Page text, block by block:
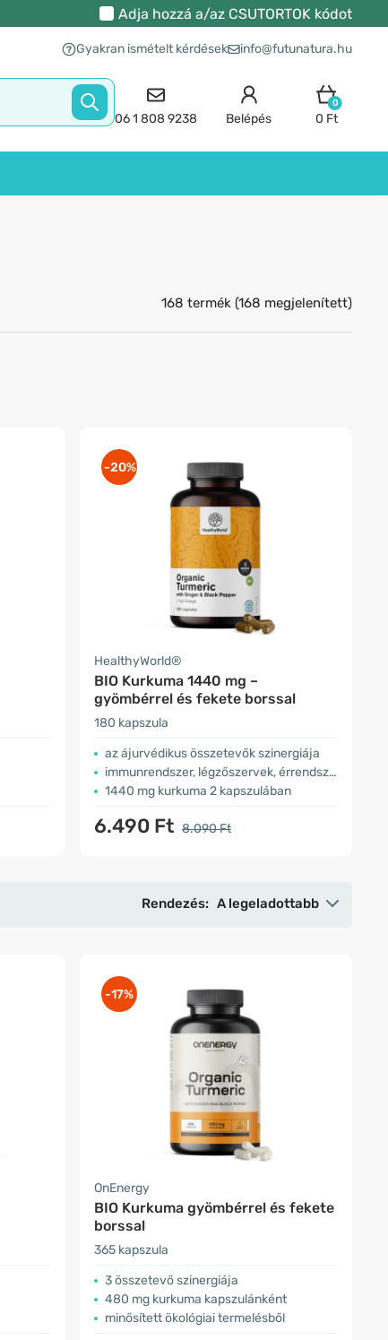
Adja hozzá a/az CSUTORTOKkódot
Gyakran ismételt kérdések info@futunatura.hu
06 1 808 9238 Belépés
0
0 Ft
168 termék (168 megjelenített)
-20%
HealthyWorld®
BIO Kurkuma 1440 mg –
gyömbérrel és fekete borssal
180 kapszula
az ájurvédikus összetevők szinergiája
immunrendszer, légzőszervek, érrendszer
1440 mg kurkuma 2 kapszulában
6.490 Ft 8.090 Ft
Rendezés: A legeladottabb
-17%
OnEnergy
BIO Kurkuma gyömbérrel és fekete
borssal
365 kapszula
3 összetevő szinergiája
480 mg kurkuma kapszulánként
minősített ökológiai termelésből